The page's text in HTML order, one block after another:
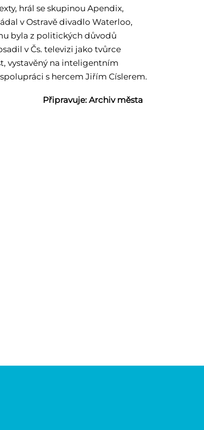
hrál se skupinou Apendix,
v Ostravě divadlo Waterloo,
byla z politických důvodů
v Čs. televizi jako tvůrce
vystavěný na inteligentním
s hercem Jiřím Císlerem.
města